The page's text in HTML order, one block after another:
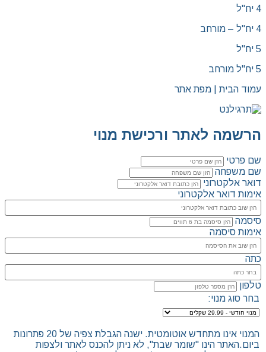
4 יח"ל
4 יח"ל – מורחב
5 יח"ל
5 יח"ל מורחב
עמוד הבית | מפת אתר
הרשמה לאתר ורכישת מנוי
שם פרטי
שם משפחה
דואר אלקטרוני
אימות דואר אלקטרוני
סיסמה
אימות סיסמה
כתה
טלפון
בחר סוג מנוי:
המנוי אינו מתחדש אוטומטית. ישנה הגבלת צפיה של 20 פתרונות
ביום.האתר הינו "שומר שבת", לא ניתן להכנס לאתר ולצפות